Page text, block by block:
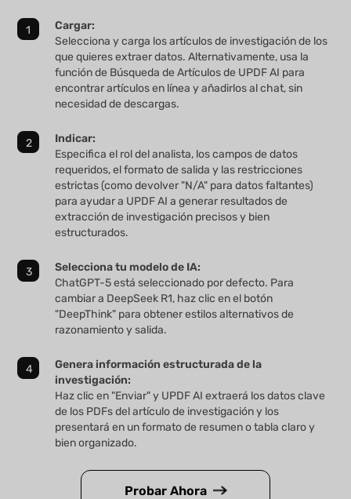
Cargar:
Selecciona y carga los artículos de investigación de los
que quieres extraer datos. Alternativamente, usa la
función de Búsqueda de Artículos de UPDF AI para
encontrar artículos en línea y añadirlos al chat, sin
necesidad de descargas.
Indicar:
Especifica el rol del analista, los campos de datos
requeridos, el formato de salida y las restricciones
estrictas (como devolver "N/A" para datos faltantes)
para ayudar a UPDF AI a generar resultados de
extracción de investigación precisos y bien
estructurados.
Selecciona tu modelo de IA:
ChatGPT-5 está seleccionado por defecto. Para
cambiar a DeepSeek R1, haz clic en el botón
"DeepThink" para obtener estilos alternativos de
razonamiento y salida.
Genera información estructurada de la
investigación:
Haz clic en "Enviar" y UPDF AI extraerá los datos clave
de los PDFs del artículo de investigación y los
presentará en un formato de resumen o tabla claro y
bien organizado.
Probar Ahora